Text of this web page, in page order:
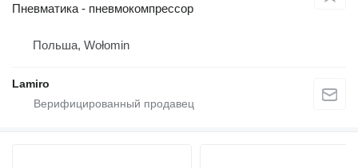
Пневматика - пневмокомпрессор
Польша, Wołomin
Lamiro